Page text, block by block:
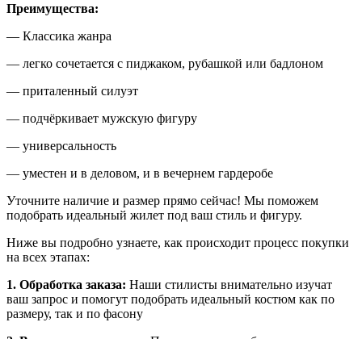
Преимущества:
— Классика жанра
— легко сочетается с пиджаком, рубашкой или бадлоном
— приталенный силуэт
— подчёркивает мужскую фигуру
— универсальность
— уместен и в деловом, и в вечернем гардеробе
Уточните наличие и размер прямо сейчас! Мы поможем
подобрать идеальный жилет под ваш стиль и фигуру.
Ниже вы подробно узнаете, как происходит процесс покупки
на всех этапах:
1. Обработка заказа: Наши стилисты внимательно изучат
ваш запрос и помогут подобрать идеальный костюм как по
размеру, так и по фасону